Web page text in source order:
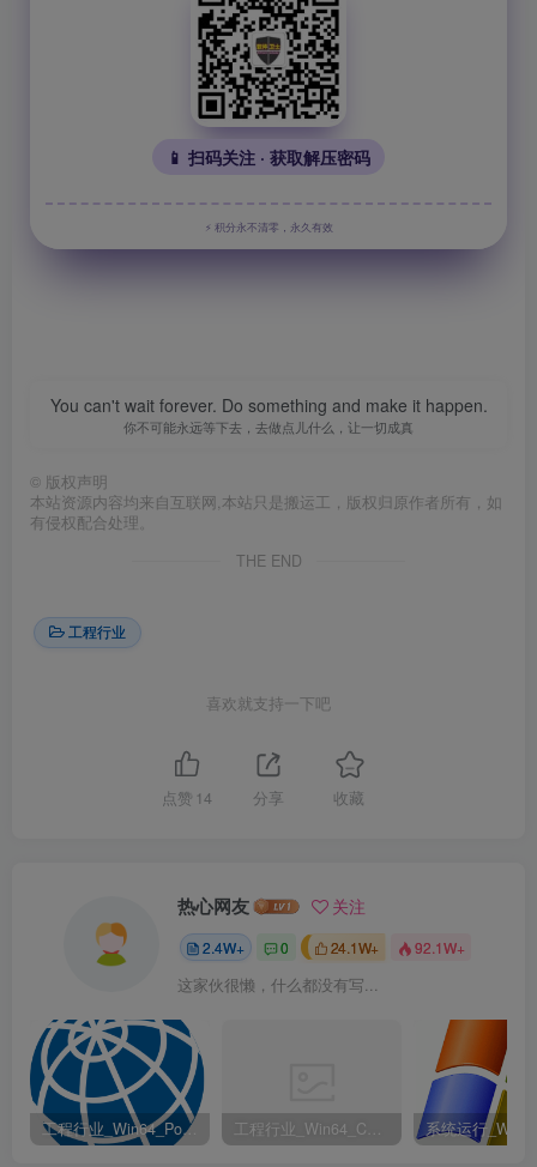
📱 扫码关注 · 获取解压密码
⚡ 积分永不清零，永久有效
You can't wait forever. Do something and make it happen.
你不可能永远等下去，去做点儿什么，让一切成真
© 版权声明
本站资源内容均来自互联网,本站只是搬运工，版权归原作者所有，如
有侵权配合处理。
THE END
工程行业
喜欢就支持一下吧
点赞 14 分享 收藏
热心网友 关注
2.4W+ 0 24.1W+ 92.1W+
这家伙很懒，什么都没有写...
工程行业_Win64_PointWise 18.6 R2 x64资源下载地址_百度网盘迅雷BT 工程行业_Win64_Cadence Fidelity Pointwise 2024.1 x64资源下载地址_百度网盘迅雷BT